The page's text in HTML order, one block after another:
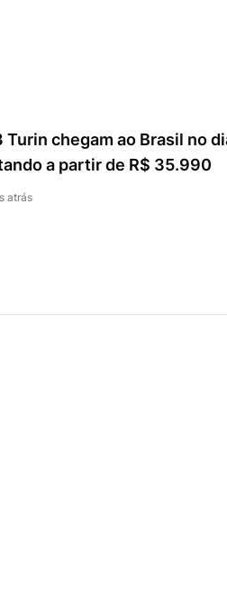
Turin chegam ao Brasil no
a partir de R$ 35.990
atrás